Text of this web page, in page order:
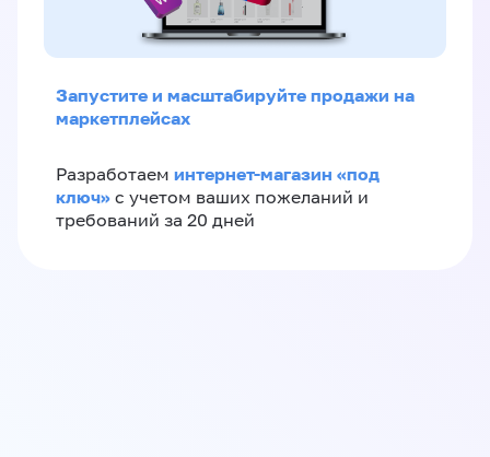
Запустите и масштабируйте продажи на
маркетплейсах
Разработаем интернет-магазин «‎под
ключ»‎ с учетом ваших пожеланий и
требований за 20 дней